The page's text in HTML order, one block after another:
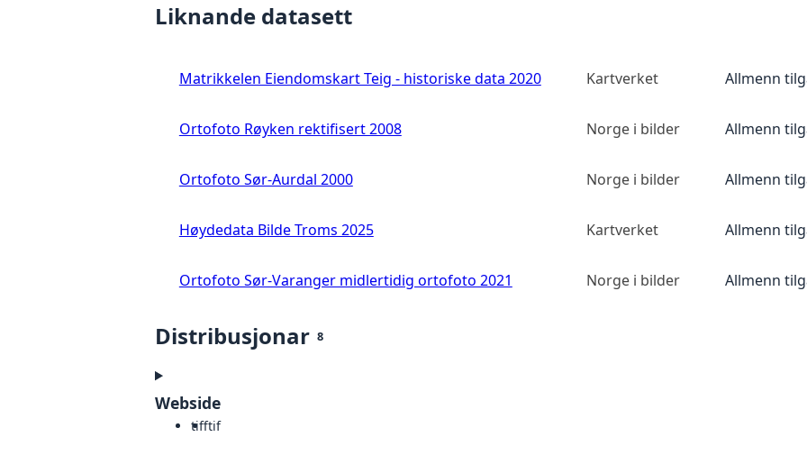
Liknande datasett
Matrikkelen Eiendomskart Teig - historiske data 2020 Kartverket Allmenn
Ortofoto Røyken rektifisert 2008 Norge i bilder Allmenn
Ortofoto Sør-Aurdal 2000 Norge i bilder Allmenn
Høydedata Bilde Troms 2025 Kartverket Allmenn
Ortofoto Sør-Varanger midlertidig ortofoto 2021 Norge i bilder Allmenn
Distribusjonar 8
Webside
tifftif